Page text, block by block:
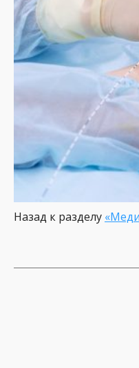
Назад к разделу